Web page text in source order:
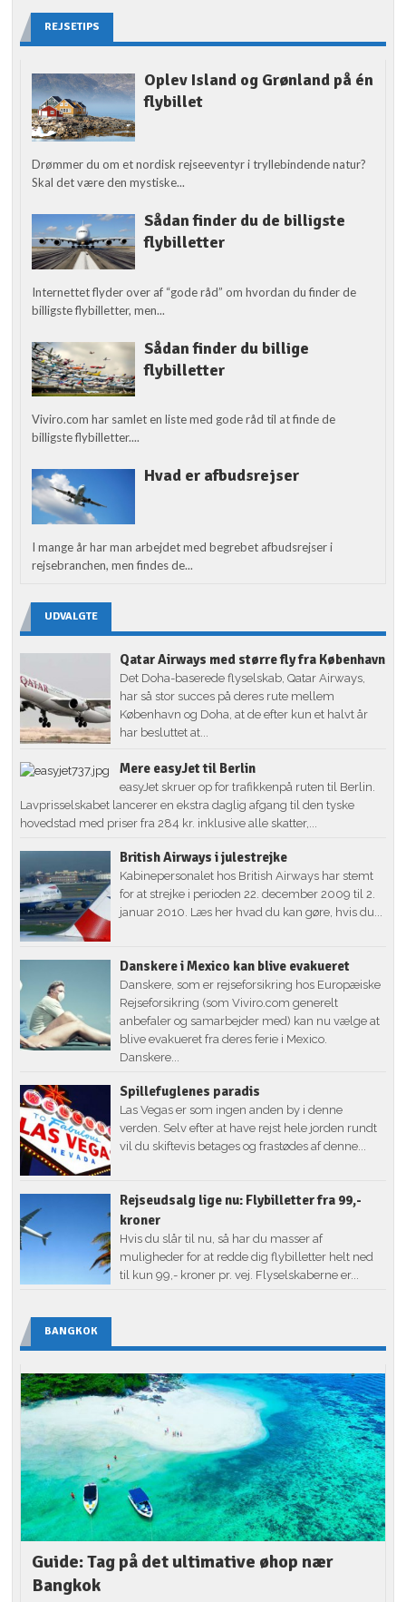
REJSETIPS
Oplev Island og Grønland på én
flybillet
Drømmer du om et nordisk rejseeventyr i tryllebindende natur?
Skal det være den mystiske...
Sådan finder du de billigste
flybilletter
Internettet flyder over af “gode råd” om hvordan du finder de
billigste flybilletter, men...
Sådan finder du billige
flybilletter
Viviro.com har samlet en liste med gode råd til at finde de
billigste flybilletter....
Hvad er afbudsrejser
I mange år har man arbejdet med begrebet afbudsrejser i
rejsebranchen, men findes de...
UDVALGTE
Qatar Airways med større fly fra København
Det Doha-baserede flyselskab, Qatar Airways,
har så stor succes på deres rute mellem
København og Doha, at de efter kun et halvt år
har besluttet at...
Mere easyJet til Berlin
easyJet skruer op for trafikkenpå ruten til Berlin.
Lavprisselskabet lancerer en ekstra daglig afgang til den tyske
hovedstad med priser fra 284 kr. inklusive alle skatter,...
British Airways i julestrejke
Kabinepersonalet hos British Airways har stemt
for at strejke i perioden 22. december 2009 til 2.
januar 2010. Læs her hvad du kan gøre, hvis du...
Danskere i Mexico kan blive evakueret
Danskere, som er rejseforsikring hos Europæiske
Rejseforsikring (som Viviro.com generelt
anbefaler og samarbejder med) kan nu vælge at
blive evakueret fra deres ferie i Mexico.
Danskere...
Spillefuglenes paradis
Las Vegas er som ingen anden by i denne
verden. Selv efter at have rejst hele jorden rundt
vil du skiftevis betages og frastødes af denne...
Rejseudsalg lige nu: Flybilletter fra 99,-
kroner
Hvis du slår til nu, så har du masser af
muligheder for at redde dig flybilletter helt ned
til kun 99,- kroner pr. vej. Flyselskaberne er...
BANGKOK
Guide: Tag på det ultimative øhop nær
Bangkok